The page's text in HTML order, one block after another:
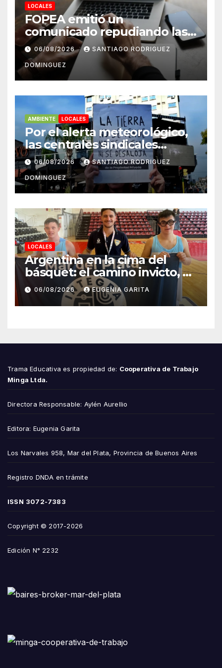
LOCALES
FOPEA emitió un
comunicado repudiando las
cuentas pseudo periodísticas
de Instagram en Mar del
Plata
06/08/2026 SANTIAGO RODRIGUEZ
DOMINGUEZ
AMBIENTE LOCALES
Por el alerta meteorológico,
las centrales sindicales
suspendieron la convocatoria
contra la Ley de Tierras en
Mar del Plata
06/08/2026 SANTIAGO RODRIGUEZ
DOMINGUEZ
LOCALES
Argentina en la cima del
básquet: el camino invicto, el
esfuerzo familiar y la jugada
que valió un Mundial
06/08/2026 EUGENIA GARITA
Trama Educativa es propiedad de: Cooperativa de Trabajo
Minga Ltda.
Directora Responsable: Aylén Aurellio
Editora: Eugenia Garita
Los Narvales 958, Mar del Plata, Provincia de Buenos Aires
Registro DNDA en trámite
ISSN 3072-7383
Copyright © 2017-2026
Edición N° 2232